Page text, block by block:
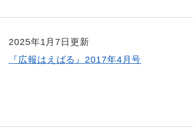
2025年1月7日更新
『広報はえばる』2017年4月号